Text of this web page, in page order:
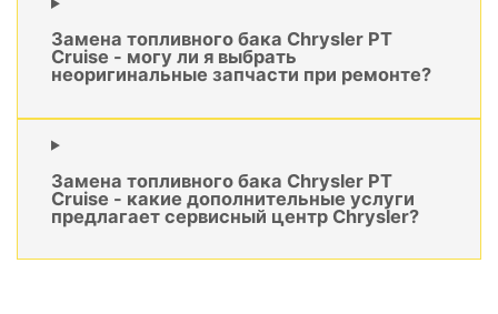
Замена топливного бака Chrysler PT
Cruise - могу ли я выбрать
неоригинальные запчасти при ремонте?
Замена топливного бака Chrysler PT
Cruise - какие дополнительные услуги
предлагает сервисный центр Chrysler?